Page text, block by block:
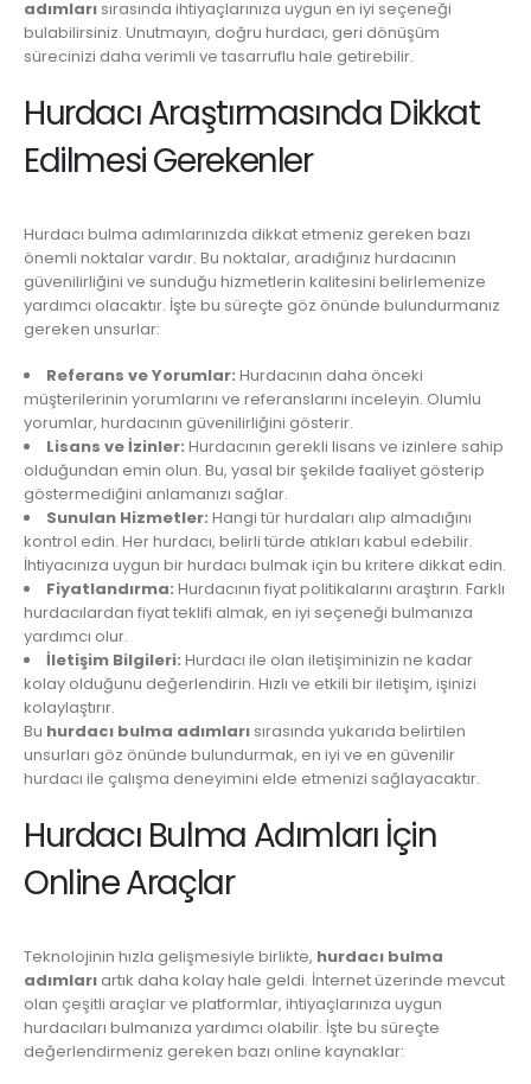
adımları sırasında ihtiyaçlarınıza uygun en iyi seçeneği
bulabilirsiniz. Unutmayın, doğru hurdacı, geri dönüşüm
sürecinizi daha verimli ve tasarruflu hale getirebilir.
Hurdacı Araştırmasında Dikkat
Edilmesi Gerekenler
Hurdacı bulma adımlarınızda dikkat etmeniz gereken bazı
önemli noktalar vardır. Bu noktalar, aradığınız hurdacının
güvenilirliğini ve sunduğu hizmetlerin kalitesini belirlemenize
yardımcı olacaktır. İşte bu süreçte göz önünde bulundurmanız
gereken unsurlar:
Referans ve Yorumlar: Hurdacının daha önceki
müşterilerinin yorumlarını ve referanslarını inceleyin. Olumlu
yorumlar, hurdacının güvenilirliğini gösterir.
Lisans ve İzinler: Hurdacının gerekli lisans ve izinlere sahip
olduğundan emin olun. Bu, yasal bir şekilde faaliyet gösterip
göstermediğini anlamanızı sağlar.
Sunulan Hizmetler: Hangi tür hurdaları alıp almadığını
kontrol edin. Her hurdacı, belirli türde atıkları kabul edebilir.
İhtiyacınıza uygun bir hurdacı bulmak için bu kritere dikkat edin.
Fiyatlandırma: Hurdacının fiyat politikalarını araştırın. Farklı
hurdacılardan fiyat teklifi almak, en iyi seçeneği bulmanıza
yardımcı olur.
İletişim Bilgileri: Hurdacı ile olan iletişiminizin ne kadar
kolay olduğunu değerlendirin. Hızlı ve etkili bir iletişim, işinizi
kolaylaştırır.
Bu hurdacı bulma adımları sırasında yukarıda belirtilen
unsurları göz önünde bulundurmak, en iyi ve en güvenilir
hurdacı ile çalışma deneyimini elde etmenizi sağlayacaktır.
Hurdacı Bulma Adımları İçin
Online Araçlar
Teknolojinin hızla gelişmesiyle birlikte, hurdacı bulma
adımları artık daha kolay hale geldi. İnternet üzerinde mevcut
olan çeşitli araçlar ve platformlar, ihtiyaçlarınıza uygun
hurdacıları bulmanıza yardımcı olabilir. İşte bu süreçte
değerlendirmeniz gereken bazı online kaynaklar: